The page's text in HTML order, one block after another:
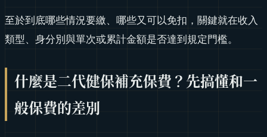
至於到底哪些情況要繳、哪些又可以免扣，關鍵就在收入
類型、身分別與單次或累計金額是否達到規定門檻。
什麼是二代健保補充保費？先搞懂和一
般保費的差別